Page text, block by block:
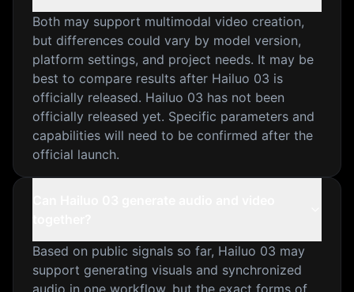
Both may support multimodal video creation,
but differences could vary by model version,
platform settings, and project needs. It may be
best to compare results after Hailuo 03 is
officially released. Hailuo 03 has not been
officially released yet. Specific parameters and
capabilities will need to be confirmed after the
official launch.
Based on public signals so far, Hailuo 03 may
support generating visuals and synchronized
audio in one workflow, but the exact forms of